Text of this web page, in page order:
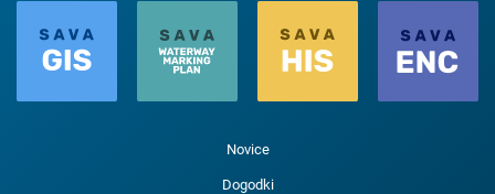
Novice
Dogodki